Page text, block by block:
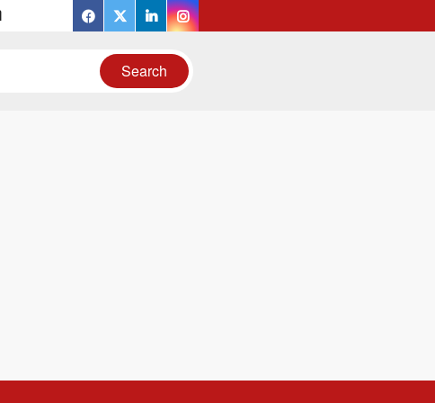
facebook
twitterlinkedininstagram